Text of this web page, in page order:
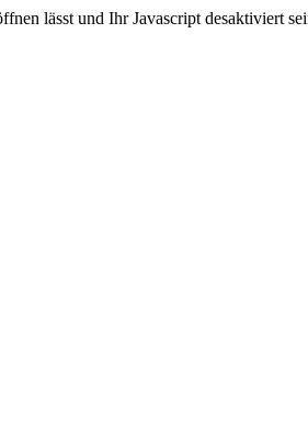
lässt und Ihr Javascript desaktiviert